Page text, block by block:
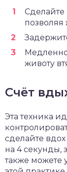
позволяя
Медленно
животу
Счёт
Эта техника
сделайте
на 4 секунды,
также можете